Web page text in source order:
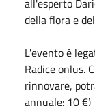
della flora e
L'evento è
Radice onlus.
rinnovare,
annuale: 10 €)